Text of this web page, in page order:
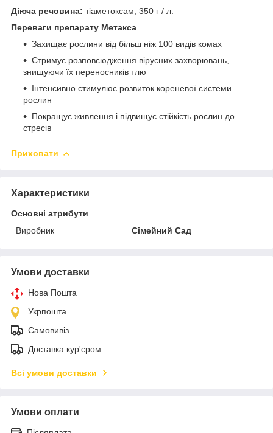
Діюча речовина: тіаметоксам, 350 г / л.
Переваги препарату Метакса
Захищає рослини від більш ніж 100 видів комах
Стримує розповсюдження вірусних захворювань,
знищуючи їх переносників тлю
Інтенсивно стимулює розвиток кореневої системи
рослин
Покращує живлення і підвищує стійкість рослин до
стресів
Приховати
Характеристики
Основні атрибути
Виробник
Сімейний Сад
Умови доставки
Нова Пошта
Укрпошта
Самовивіз
Доставка кур'єром
Всі умови доставки
Умови оплати